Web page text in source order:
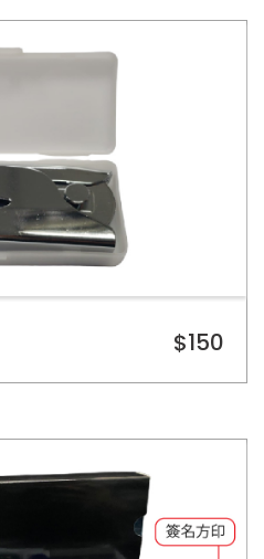
$150